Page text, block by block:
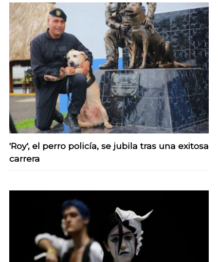
'Roy', el perro policía, se jubila tras una exitosa
carrera